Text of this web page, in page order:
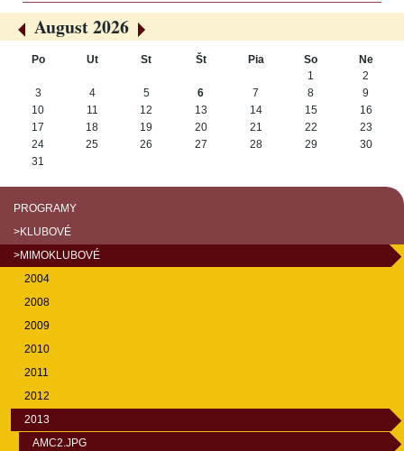
«
August 2026
»
Po Ut St Št Pia So
Ne
1
2
3
4 5 6 7 8
9
10
11 12 13 14 15
16
17
18 19 20 21 22
23
24
25 26 27 28 29
30
31
PROGRAMY
>KLUBOVÉ
>MIMOKLUBOVÉ
2004
2008
2009
2010
2011
2012
2013
AMC2.JPG